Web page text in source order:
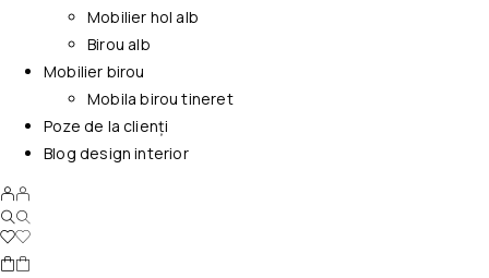
Mobilier hol alb
Birou alb
Mobilier birou
Mobila birou tineret
Poze de la clienți
Blog design interior